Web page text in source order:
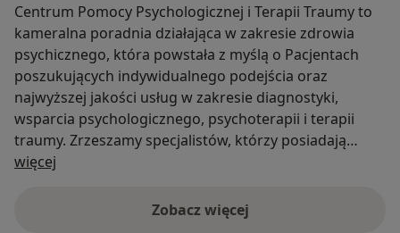
Centrum Pomocy Psychologicznej i Terapii Traumy to
kameralna poradnia działająca w zakresie zdrowia
psychicznego, która powstała z myślą o Pacjentach
poszukujących indywidualnego podejścia oraz
najwyższej jakości usług w zakresie diagnostyki,
wsparcia psychologicznego, psychoterapii i terapii
traumy. Zrzeszamy specjalistów, którzy posiadają
bogate doświadczenie oraz aktualną wiedzę, ale
dla których praca z pacjentem jest prawdziwą pasją. To
więcej
Zobacz więcej